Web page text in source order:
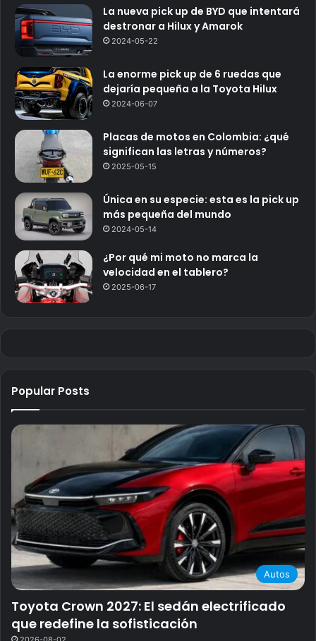
La nueva pick up de BYD que intentará
destronar a Hilux y Amarok
2024-05-22
La enorme pick up de 6 ruedas que
dejaría pequeña a la Toyota Hilux
2024-06-07
Placas de motos en Colombia: ¿qué
significan las letras y números?
2025-05-15
Única en su especie: esta es la pick up
más pequeña del mundo
2024-05-14
¿Por qué mi moto no marca la
velocidad en el tablero?
2025-06-17
Popular Posts
Autos
Toyota Crown 2027: El sedán electrificado
que redefine la sofisticación